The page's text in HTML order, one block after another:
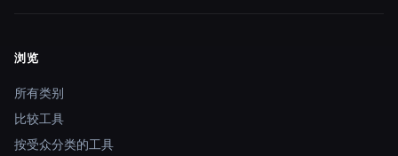
Site navigation
浏览
所有类别
比较工具
按受众分类的工具